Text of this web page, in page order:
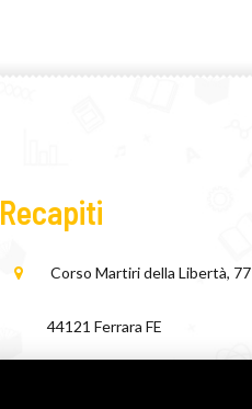
Recapiti
Corso Martiri della Libertà, 77
44121 Ferrara FE
+39 0532 243138